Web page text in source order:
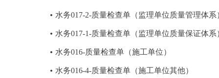
水务017-2-质量检查单（监理单位质量管理体系
水务017-1-质量检查单（监理单位质量保证体系
水务016-质量检查单（施工单位）
水务016-4-质量检查单（施工单位其他）